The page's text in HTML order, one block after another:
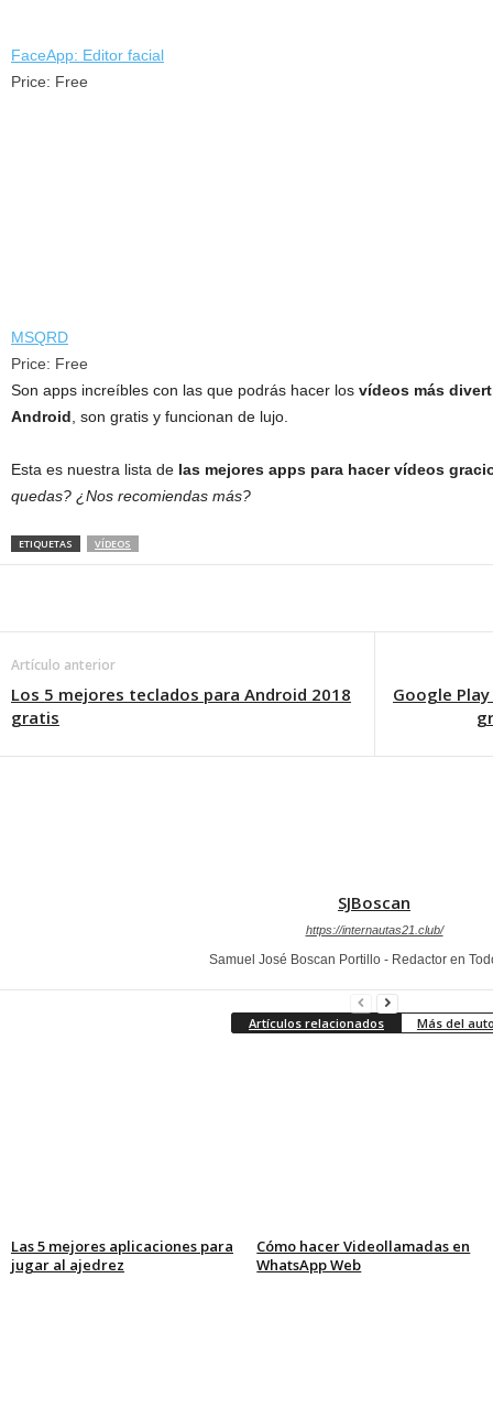
FaceApp: Editor facial
Price: Free
MSQRD
Price: Free
Son apps increíbles con las que podrás hacer los vídeos más
Android , son gratis y funcionan de lujo.
Esta es nuestra lista de las mejores apps para hacer vídeos
quedas? ¿Nos recomiendas más?
ETIQUETAS VÍDEOS
Artículo anterior
Los 5 mejores teclados para Android 2018
gratis
Google
SJBoscan
https://internautas21.club/
Samuel José Boscan Portillo - Redactor en
Artículos relacionados Más del
Las 5 mejores aplicaciones para
jugar al ajedrez
Cómo hacer Videollamadas en
WhatsApp Web